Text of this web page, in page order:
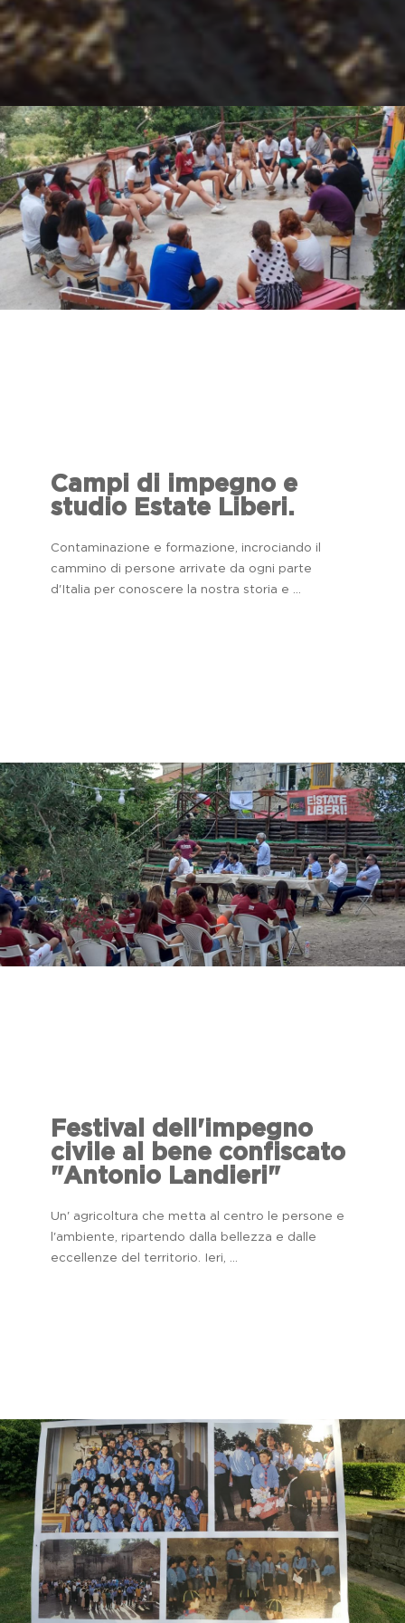
Campi di impegno e
studio Estate Liberi.
Contaminazione e formazione, incrociando il
cammino di persone arrivate da ogni parte
d'Italia per conoscere la nostra storia e ...
Festival dell'impegno
civile al bene confiscato
"Antonio Landieri"
Un' agricoltura che metta al centro le persone e
l'ambiente, ripartendo dalla bellezza e dalle
eccellenze del territorio. Ieri, ...